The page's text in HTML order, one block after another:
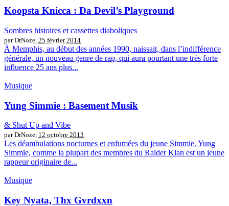
Koopsta Knicca : Da Devil’s Playground
Sombres histoires et cassettes diaboliques
par DrNoze, 25 février 2014
À Memphis, au début des années 1990, naissait, dans l’indifférence
générale, un nouveau genre de rap, qui aura pourtant une très forte
influence 25 ans plus...
Musique
Yung Simmie : Basement Musik
& Shut Up and Vibe
par DrNoze, 12 octobre 2013
Les déambulations nocturnes et enfumées du jeune Simmie. Yung
Simmie, comme la plupart des membres du Raider Klan est un jeune
rappeur originaire de...
Musique
Key Nyata, Thx Gvrdxxn